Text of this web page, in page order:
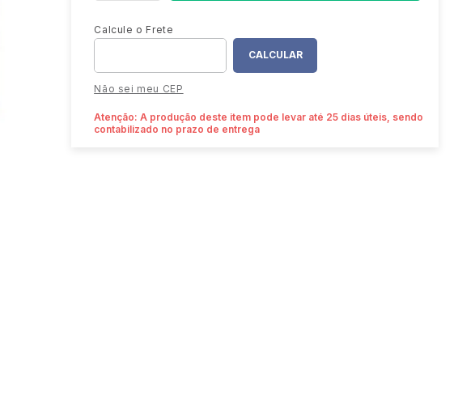
Não sei meu CEP
Atenção: A produção deste item pode levar até 25 dias úteis, sendo
contabilizado no prazo de entrega